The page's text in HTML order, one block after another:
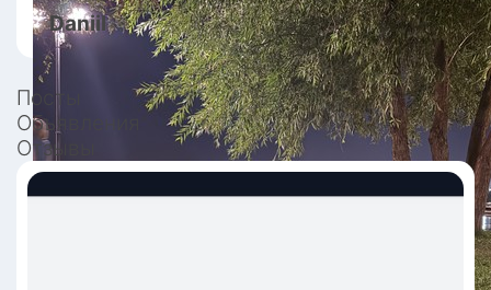
Daniil
Посты
Объявления
Отзывы